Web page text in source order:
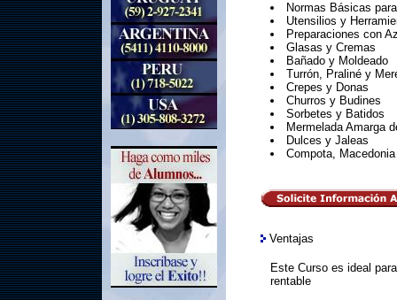
Normas Básicas
Utensilios y
Preparaciones con
Glasas y Cremas
Bañado y Moldeado
Turrón, Praliné y
Crepes y Donas
Churros y Budines
Sorbetes y Batidos
Mermelada Amarga
Dulces y Jaleas
Compota,
Ventajas
Este Curso es ideal
rentable